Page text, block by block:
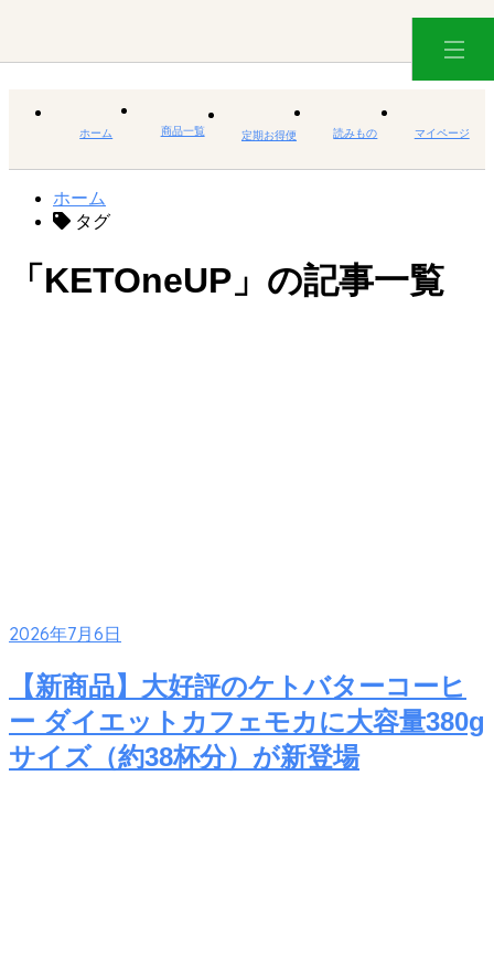
ホーム 商品一覧 定期お得便 読みもの マイページ
ホーム
タグ
「KETOneUP」の記事一覧
2026年7月6日
【新商品】大好評のケトバターコーヒ
ー ダイエットカフェモカに大容量380g
サイズ（約38杯分）が新登場